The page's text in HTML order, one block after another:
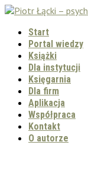
Start
Portal wiedzy
Książki
Dla instytucji
Księgarnia
Dla firm
Aplikacja
Współpraca
Kontakt
O autorze